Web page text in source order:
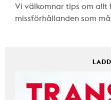
Vi välkomnar tips om
missförhållanden som